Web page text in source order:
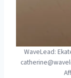
WaveLead: